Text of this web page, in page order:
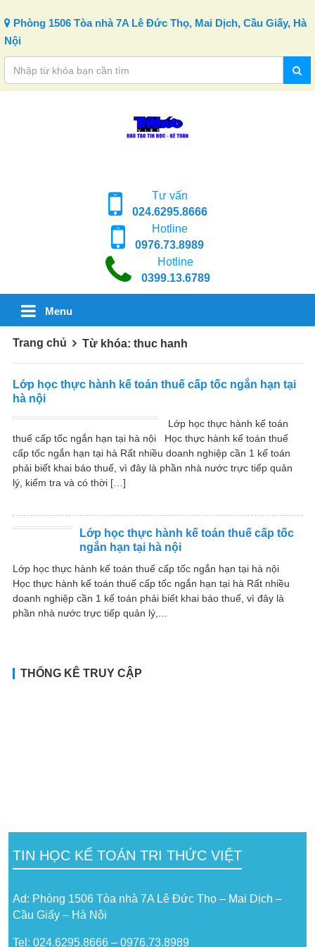
Phòng 1506 Tòa nhà 7A Lê Đức Thọ, Mai Dịch, Cầu Giấy, Hà
Nội
Tư vấn
024.6295.8666
Hotline
0976.73.8989
Hotline
0399.13.6789
Menu
Trang chủ Từ khóa: thuc hanh
Lớp học thực hành kế toán thuế cấp tốc ngắn hạn tại
hà nội
Lớp học thực hành kế toán
thuế cấp tốc ngắn hạn tại hà nội Học thực hành kế toán thuế
cấp tốc ngắn hạn tại hà Rất nhiều doanh nghiệp cần 1 kế toán
phải biết khai báo thuế, vì đây là phần nhà nước trực tiếp quản
lý, kiểm tra và có thời […]
Lớp học thực hành kế toán thuế cấp tốc
ngắn hạn tại hà nội
Lớp học thực hành kế toán thuế cấp tốc ngắn hạn tại hà nội
Học thực hành kế toán thuế cấp tốc ngắn hạn tại hà Rất nhiều
doanh nghiệp cần 1 kế toán phải biết khai báo thuế, vì đây là
phần nhà nước trực tiếp quản lý,...
THỐNG KÊ TRUY CẬP
TIN HỌC KẾ TOÁN TRI THỨC VIỆT
Ad: Phòng 1506 Tòa nhà 7A Lê Đức Thọ – Mai Dịch –
Cầu Giấy – Hà Nội
Tel: 024.6295.8666 – 0976.73.8989